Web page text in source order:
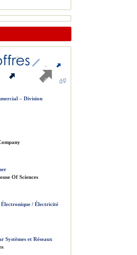
– Division
Of Sciences
Électronique / Électricité
Systèmes et Réseaux